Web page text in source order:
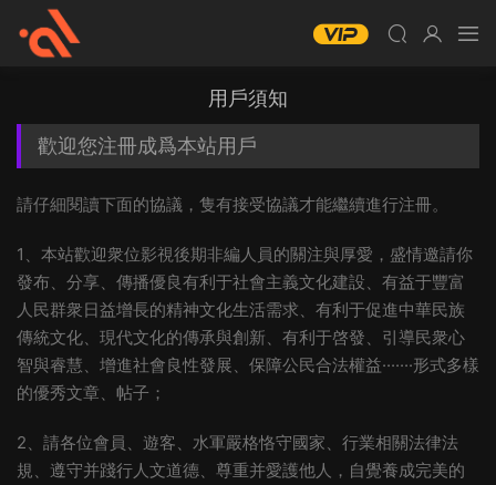
用戶須知
歡迎您注冊成爲本站用戶
請仔細閱讀下面的協議，隻有接受協議才能繼續進行注冊。
1、本站歡迎衆位影視後期非編人員的關注與厚愛，盛情邀請你
發布、分享、傳播優良有利于社會主義文化建設、有益于豐富
人民群衆日益增長的精神文化生活需求、有利于促進中華民族
傳統文化、現代文化的傳承與創新、有利于啓發、引導民衆心
智與睿慧、增進社會良性發展、保障公民合法權益·······形式多樣
的優秀文章、帖子；
2、請各位會員、遊客、水軍嚴格恪守國家、行業相關法律法
規、遵守并踐行人文道德、尊重并愛護他人，自覺養成完美的